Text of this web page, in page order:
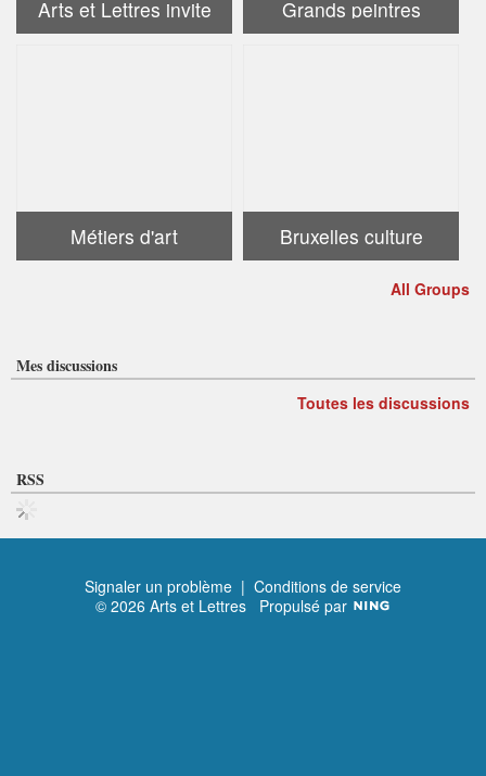
Arts et Lettres invite Grands peintres
Métiers d'art Bruxelles culture
All Groups
Mes discussions
Toutes les discussions
RSS
Signaler un problème | Conditions de service
© 2026 Arts et Lettres Propulsé par